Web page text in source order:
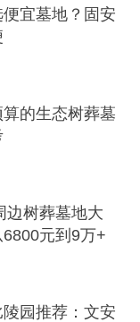
低价墓地的典
体，结构坚
牌可供刻名留
较于动辄十几
对于居住在通
利和实惠的选
昌平区和通州
式。昌平的炎
惠陵园的数字
宜墓地？固安
的生态树葬墓
边树葬墓地大
元到9万+
园推荐：文安